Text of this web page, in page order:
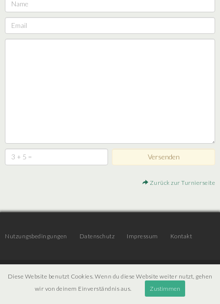
Zurück zur Turnierseite
Nutzungsbedingungen Datenschutz Impressum Kontakt
Diese Website benutzt Cookies. Wenn du diese Website weiter nutzt, gehen
wir von deinem Einverständnis aus.
Zustimmen